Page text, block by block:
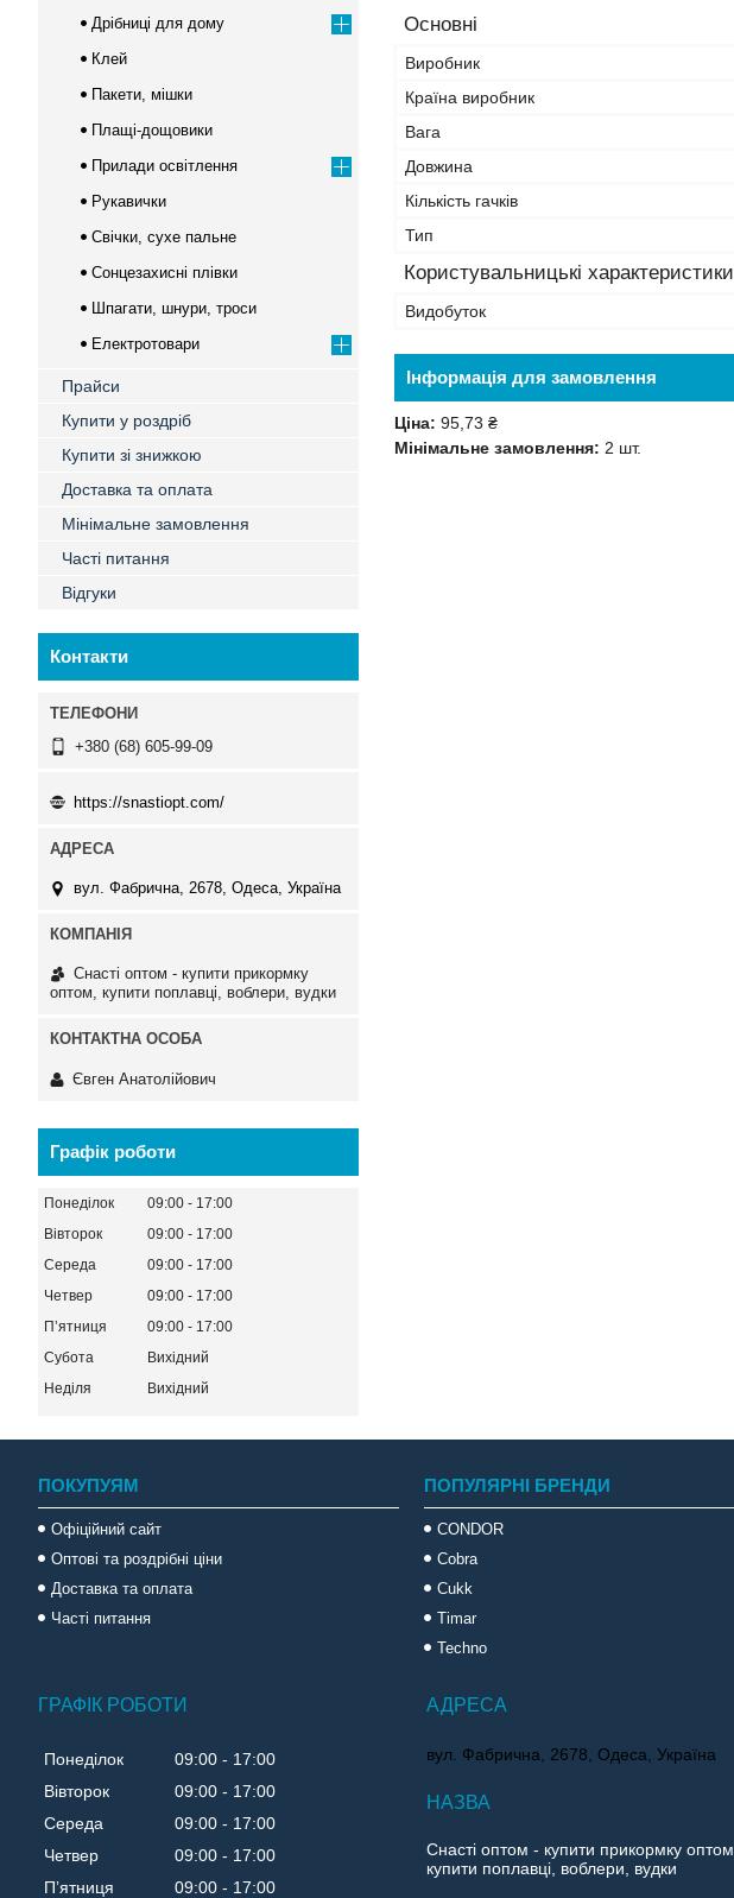
Основні
Виробник
Країна виробник
Вага
Довжина
Кількість гачків
Тип
Користувальницькі характеристики
Видобуток
Інформація для замовлення
Ціна: 95,73 ₴
Мінімальне замовлення: 2 шт.
Дрібниці для дому
Клей
Пакети, мішки
Плащі-дощовики
Прилади освітлення
Рукавички
Свічки, сухе пальне
Сонцезахисні плівки
Шпагати, шнури, троси
Електротовари
Прайси
Купити у роздріб
Купити зі знижкою
Доставка та оплата
Мінімальне замовлення
Часті питання
Відгуки
Контакти
+380 (68) 605-99-09
https://snastiopt.com/
вул. Фабрична, 2678, Одеса, Україна
Снасті оптом - купити прикормку
оптом, купити поплавці, воблери, вудки
Євген Анатолійович
Графік роботи
Понеділок 09:00
17:00
Вівторок
09:00
17:00
Середа
09:00
17:00
Четвер
09:00
17:00
Пʼятниця
09:00
17:00
Субота
Вихідний
Неділя
Вихідний
ПОКУПУЯМ
Офіційний сайт
Оптові та роздрібні ціни
Доставка та оплата
Часті питання
ПОПУЛЯРНІ БРЕНДИ
CONDOR
Cobra
Cukk
Timar
Techno
ГРАФІК РОБОТИ
Понеділок 09:00
17:00
Вівторок
09:00
17:00
Середа
09:00
17:00
Четвер
09:00
17:00
Пʼятниця
09:00 17:00
вул. Фабрична, 2678, Одеса, Україна
Снасті оптом - купити прикормку оптом,
купити поплавці, воблери, вудки